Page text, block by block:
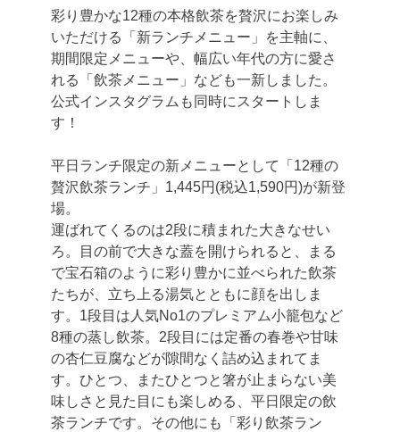
彩り豊かな12種の本格飲茶を贅沢にお楽しみ
いただける「新ランチメニュー」を主軸に、
期間限定メニューや、幅広い年代の方に愛さ
れる「飲茶メニュー」なども一新しました。
公式インスタグラムも同時にスタートしま
す！
平日ランチ限定の新メニューとして「12種の
贅沢飲茶ランチ」1,445円(税込1,590円)が新登
場。
運ばれてくるのは2段に積まれた大きなせい
ろ。目の前で大きな蓋を開けられると、まる
で宝石箱のように彩り豊かに並べられた飲茶
たちが、立ち上る湯気とともに顔を出しま
す。1段目は人気No1のプレミアム小籠包など
8種の蒸し飲茶。2段目には定番の春巻や甘味
の杏仁豆腐などが隙間なく詰め込まれてま
す。ひとつ、またひとつと箸が止まらない美
味しさと見た目にも楽しめる、平日限定の飲
茶ランチです。その他にも「彩り飲茶ラン